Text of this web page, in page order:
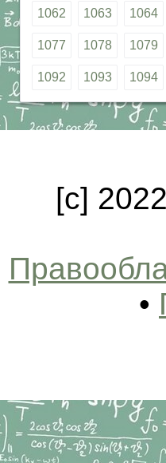
1062 1063 1064
1077 1078 1079
1092 1093 1094
[c]
•